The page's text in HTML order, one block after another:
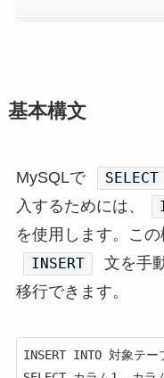
基本構文
MySQLで SELECT
入するためには、
を使用します。こ
INSERT
文を手
移行できます。
INSERT INTO 対象